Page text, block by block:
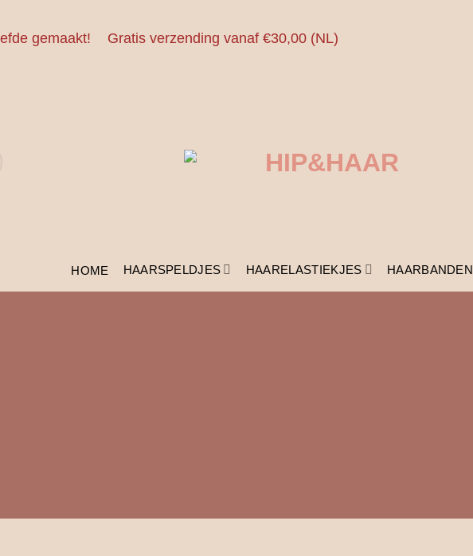
gemaakt! Gratis verzending vanaf €30,00 (NL)
HOME HAARSPELDJES HAARELASTIEKJES HAARBANDEN